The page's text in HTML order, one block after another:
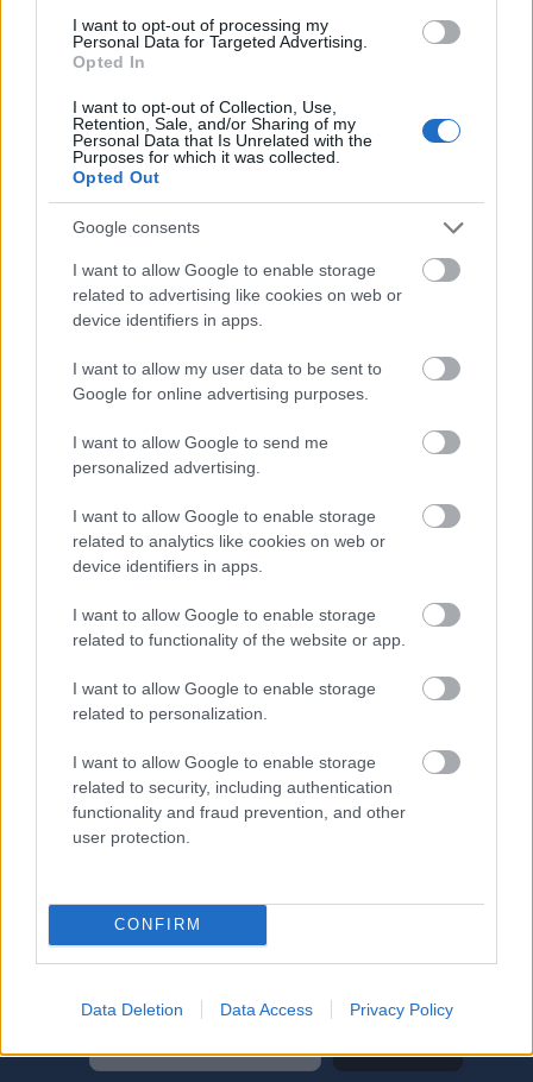
I want to opt-out of processing my
Personal Data for Targeted Advertising.
Opted In
I want to opt-out of Collection, Use,
Retention, Sale, and/or Sharing of my
Personal Data that Is Unrelated with the
Purposes for which it was collected.
Opted Out
Google consents
I want to allow Google to enable storage
related to advertising like cookies on web or
device identifiers in apps.
I want to allow my user data to be sent to
Google for online advertising purposes.
I want to allow Google to send me
personalized advertising.
I want to allow Google to enable storage
related to analytics like cookies on web or
device identifiers in apps.
I want to allow Google to enable storage
related to functionality of the website or app.
I want to allow Google to enable storage
related to personalization.
I want to allow Google to enable storage
related to security, including authentication
functionality and fraud prevention, and other
user protection.
CONFIRM
Data Deletion Data Access Privacy Policy
etter EM-gull 2025), KO sprint
Herrer
Eirik Lamgedal Breivik, Nydalens SK – sprint, KO
Alfred Bjørnerød, OK Moss – KO sprint, reserve
Kasper Fosser, Heming Orientering – sprint, KO
sprint
Lukas Liland, Nydalens SK – sprint, reserve KO
Tirsdag: 14:10-17:00 Sprint
14:50-17:00 Knockoutsprint semifinaler og
finaler
Kommentator er Kjell-Erik Kristiansen.
Meld deg på vårt nyhetsbrev